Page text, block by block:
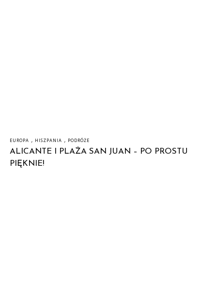
EUROPA , HISZPANIA , PODRÓŻE
ALICANTE I PLAŻA SAN JUAN – PO PROSTU
PIĘKNIE!